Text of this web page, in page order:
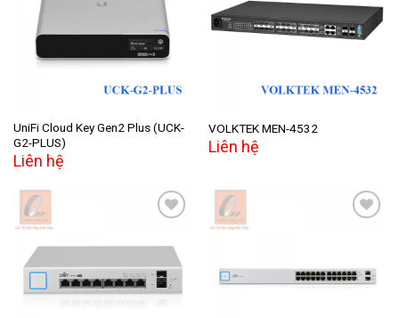
Add to
wishlist
UniFi Cloud Key Gen2 Plus (UCK-
G2-PLUS)
Liên hệ
Add to
wishlist
VOLKTEK MEN-4532
Liên hệ
Add to
wishlist
wishlist